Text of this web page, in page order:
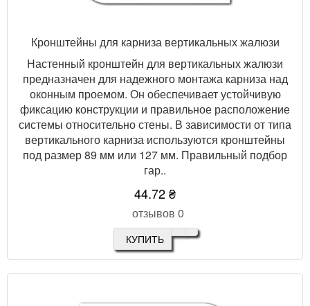
Кронштейны для карниза вертикальных жалюзи
Настенный кронштейн для вертикальных жалюзи
предназначен для надежного монтажа карниза над
оконным проемом. Он обеспечивает устойчивую
фиксацию конструкции и правильное расположение
системы относительно стены. В зависимости от типа
вертикального карниза используются кронштейны
под размер 89 мм или 127 мм. Правильный подбор
гар..
44.72 ₴
отзывов 0
КУПИТЬ